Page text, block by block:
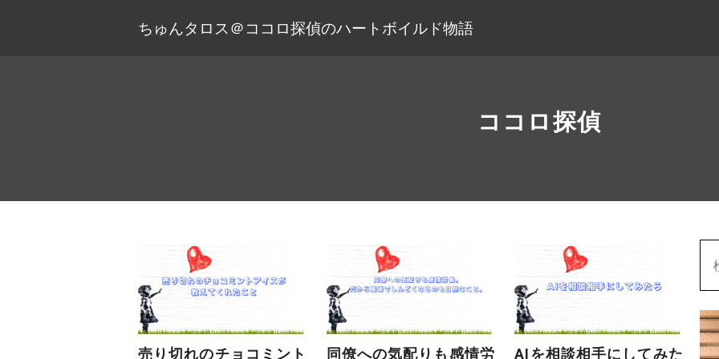
ちゅんタロス＠ココロ探偵のハートボイルド物語
ココロ探偵
売り切れのチョコミント 同僚への気配りも感情労 AIを相談相手にしてみた